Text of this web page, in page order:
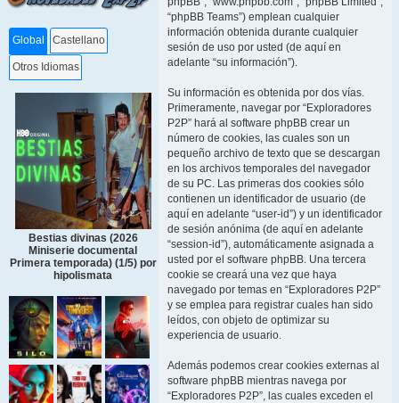
Global Castellano
Otros Idiomas
Bestias divinas (2026
Miniserie documental
Primera temporada) (1/5) por
hipolismata
“phpBB Teams”) emplean cualquier
información obtenida durante cualquier
sesión de uso por usted (de aquí en
adelante “su información”).
Su información es obtenida por dos vías.
Primeramente, navegar por “Exploradores
P2P” hará al software phpBB crear un
número de cookies, las cuales son un
pequeño archivo de texto que se descargan
en los archivos temporales del navegador
de su PC. Las primeras dos cookies sólo
contienen un identificador de usuario (de
aquí en adelante “user-id”) y un identificador
de sesión anónima (de aquí en adelante
“session-id”), automáticamente asignada a
usted por el software phpBB. Una tercera
cookie se creará una vez que haya
navegado por temas en “Exploradores P2P”
y se emplea para registrar cuales han sido
leídos, con objeto de optimizar su
experiencia de usuario.
Además podemos crear cookies externas al
software phpBB mientras navega por
“Exploradores P2P”, las cuales exceden el